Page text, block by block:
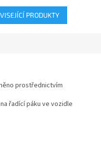
MHz....
PRODUKTY
prostřednictvím
řadící páku ve vozidle